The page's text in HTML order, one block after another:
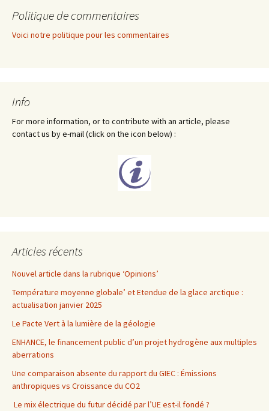
Politique de commentaires
Voici notre politique pour les commentaires
Info
For more information, or to contribute with an article, please
contact us by e-mail (click on the icon below) :
Articles récents
Nouvel article dans la rubrique ‘Opinions’
Température moyenne globale’ et Etendue de la glace arctique :
actualisation janvier 2025
Le Pacte Vert à la lumière de la géologie
ENHANCE, le financement public d’un projet hydrogène aux multiples
aberrations
Une comparaison absente du rapport du GIEC : Émissions
anthropiques vs Croissance du CO2
Le mix électrique du futur décidé par l’UE est-il fondé ?